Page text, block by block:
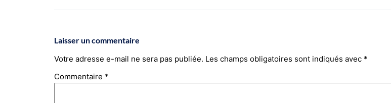
Laisser un commentaire
Votre adresse e-mail ne sera pas publiée. Les champs obligatoires sont indiqués avec *
Commentaire *